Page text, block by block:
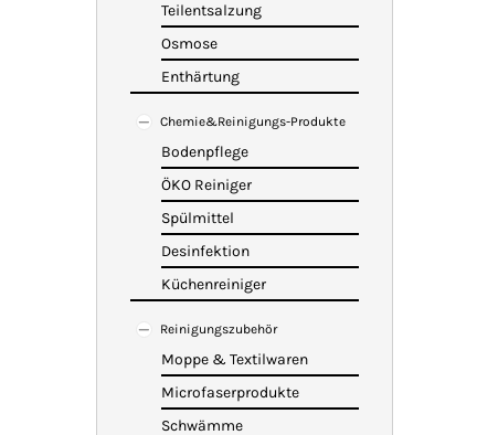
Teilentsalzung
Osmose
Enthärtung
Chemie&Reinigungs-Produkte
Bodenpflege
ÖKO Reiniger
Spülmittel
Desinfektion
Küchenreiniger
Reinigungszubehör
Moppe & Textilwaren
Microfaserprodukte
Schwämme